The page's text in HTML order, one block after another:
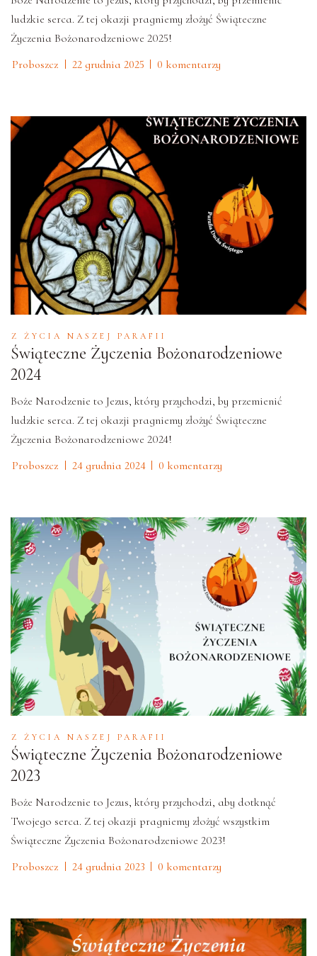
ludzkie serca. Z tej okazji pragniemy złożyć Świąteczne
Życzenia Bożonarodzeniowe 2025!
Proboszcz
22 grudnia 2025 0 komentarzy
Z ŻYCIA NASZEJ PARAFII
Świąteczne Życzenia Bożonarodzeniowe
2024
Boże Narodzenie to Jezus, który przychodzi, by przemienić
ludzkie serca. Z tej okazji pragniemy złożyć Świąteczne
Życzenia Bożonarodzeniowe 2024!
Proboszcz
24 grudnia 2024 0 komentarzy
Z ŻYCIA NASZEJ PARAFII
Świąteczne Życzenia Bożonarodzeniowe
2023
Boże Narodzenie to Jezus, który przychodzi, aby dotknąć
Twojego serca. Z tej okazji pragniemy złożyć wszystkim
Świąteczne Życzenia Bożonarodzeniowe 2023!
Proboszcz
24 grudnia 2023 0 komentarzy